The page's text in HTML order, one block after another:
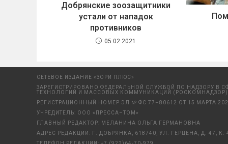
Добрянские зоозащитники
устали от нападок
противников
05.02.2021
СЕТЕВОЕ ИЗДАНИЕ «ЗОРИ ПЛЮС»
ЗАРЕГИСТРИРОВАНО ФЕДЕРАЛЬНОЙ СЛУЖБОЙ ПО НАДЗОРУ В
ТЕХНОЛОГИЙ И МАССОВЫХ КОММУНИКАЦИЙ (РОСКОМНАДЗОР)
РЕГИСТРАЦИОННЫЙ НОМЕР ЭЛ № ФС 77–80612 ОТ 15 МАРТА
УЧРЕДИТЕЛЬ: ООО «ПРЕССА–ТОМ»
ГЛАВНЫЙ РЕДАКТОР: МЕЛАНИНА ОЛЬГА ГЕРМАНОВНА
АДРЕС РЕДАКЦИИ: Г. ДОБРЯНКА, 618740, УЛ. ГЕРЦЕНА, Д. 47, К.